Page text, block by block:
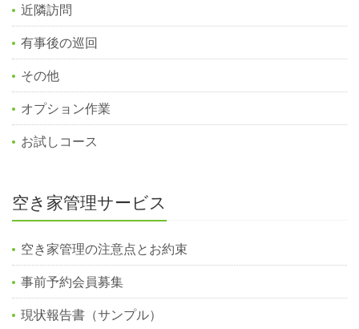
近隣訪問
有事後の巡回
その他
オプション作業
お試しコース
空き家管理サービス
空き家管理の注意点とお約束
事前予約会員募集
現状報告書（サンプル）